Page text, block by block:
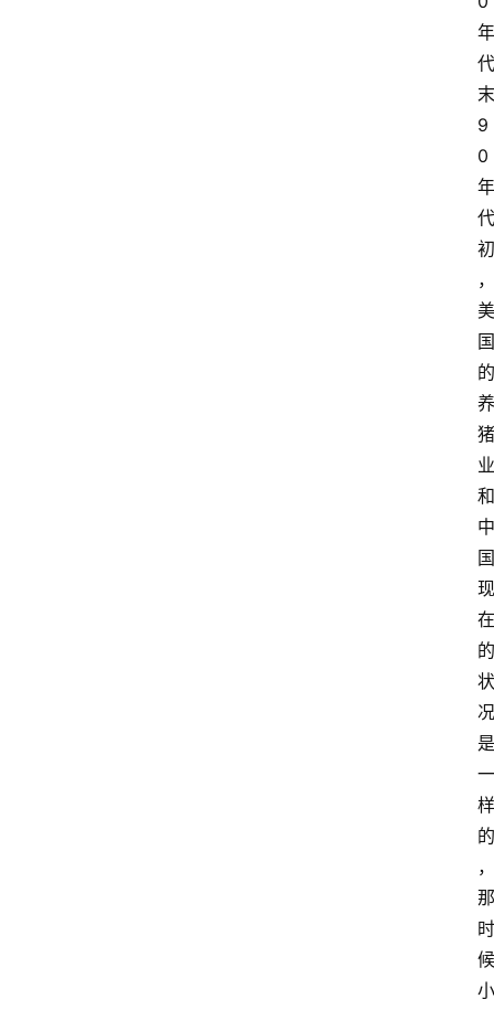
年
代
末
9
0
年
代
初
，
美
国
的
养
猪
业
和
中
国
现
在
的
状
况
是
一
样
的
，
那
时
候
小